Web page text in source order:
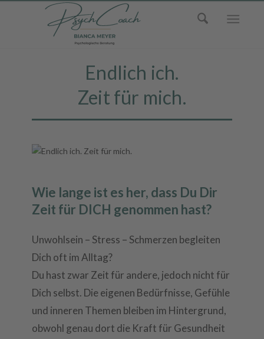
Endlich ich.
Zeit für mich.
Wie lange ist es her, dass Du Dir
Zeit für DICH genommen hast?
Unwohlsein – Stress – Schmerzen begleiten
Dich oft im Alltag?
Du hast zwar Zeit für andere, jedoch nicht für
Dich selbst. Die eigenen Bedürfnisse, Gefühle
und inneren Themen bleiben im Hintergrund,
obwohl genau dort die Kraft für Gesundheit